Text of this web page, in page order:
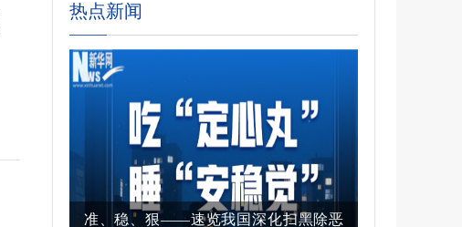
热点新闻
准、稳、狠——速览我国深化扫黑除恶